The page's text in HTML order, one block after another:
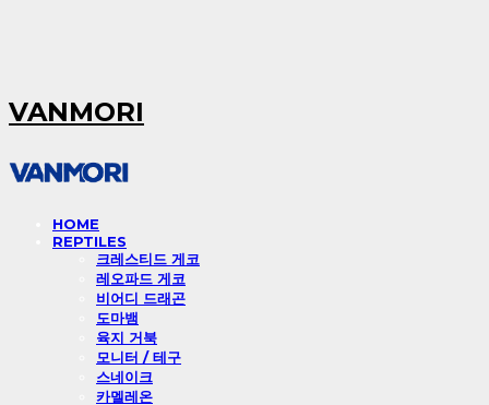
VANMORI
HOME
REPTILES
크레스티드 게코
레오파드 게코
비어디 드래곤
도마뱀
육지 거북
모니터 / 테구
스네이크
카멜레온